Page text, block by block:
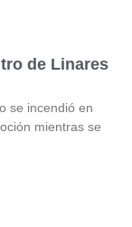
de Linares
se incendió en
mientras se